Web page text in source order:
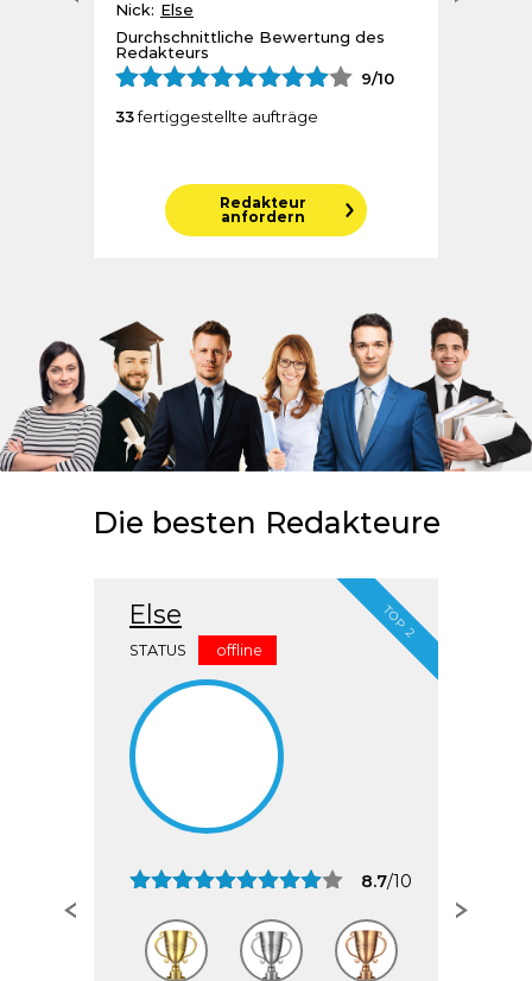
Nick: Else
Durchschnittliche Bewertung des
Redakteurs
9/10
33fertiggestellte aufträge
Redakteur
anfordern
Die besten Redakteure
Else
STATUS offline
8.7/10
TOP 2